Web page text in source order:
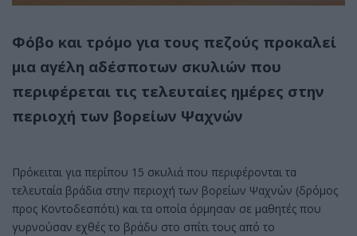
Φόβο και τρόμο για τους πεζούς προκαλεί
μια αγέλη αδέσποτων σκυλιών που
περιφέρεται τις τελευταίες ημέρες στην
περιοχή των βορείων Ψαχνών
Πρόκειται για περίπου 15 σκυλιά που περιφέρονται τα
τελευταία βράδια στην περιοχή των βορείων Ψαχνών (δρόμος
προς Κοντοδεσπότι) και τα οποία όρμησαν σε μαθητές που
γυρνούσαν εχθές το βράδυ στο σπίτι τους από το